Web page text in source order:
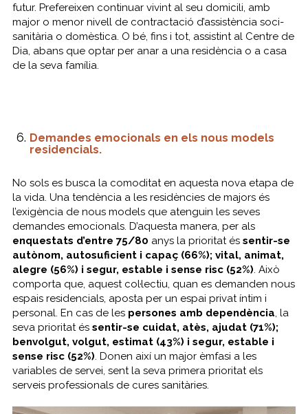
futur. Prefereixen continuar vivint al seu domicili, amb
major o menor nivell de contractació d’assistència soci-
sanitària o domèstica. O bé, fins i tot, assistint al Centre de
Dia, abans que optar per anar a una residència o a casa
de la seva família.
Demandes emocionals en els nous models
residencials.
No sols es busca la comoditat en aquesta nova etapa de
la vida. Una tendència a les residències de majors és
l’exigència de nous models que atenguin les seves
demandes emocionals. D’aquesta manera, per als
enquestats d’entre 75/80 anys la prioritat és sentir-se
autònom, autosuficient i capaç (66%); vital, animat,
alegre (56%) i segur, estable i sense risc (52%). Això
comporta que, aquest col·lectiu, quan es demanden nous
espais residencials, aposta per un espai privat íntim i
personal. En cas de les persones amb dependència, la
seva prioritat és sentir-se cuidat, atès, ajudat (71%);
benvolgut, volgut, estimat (43%) i segur, estable i
sense risc (52%). Donen així un major èmfasi a les
variables de servei, sent la seva primera prioritat els
serveis professionals de cures sanitàries.